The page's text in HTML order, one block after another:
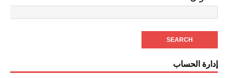
إدارة الحساب